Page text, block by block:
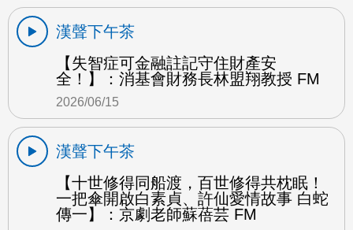
漢聲下午茶
【失智症可金融註記守住財產安
全！】：消基會財務長林盟翔教授 FM
2026/06/15
漢聲下午茶
【十世修得同船渡，百世修得共枕眠！
一把傘開啟白素貞、許仙愛情故事 白蛇
傳一】：京劇老師蘇蓓芸 FM